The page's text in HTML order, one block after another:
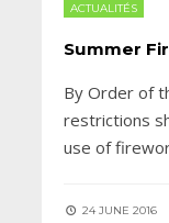
ACTUALITÉS
Summer
By Order of
restrictions
use of
24 JUNE 2016